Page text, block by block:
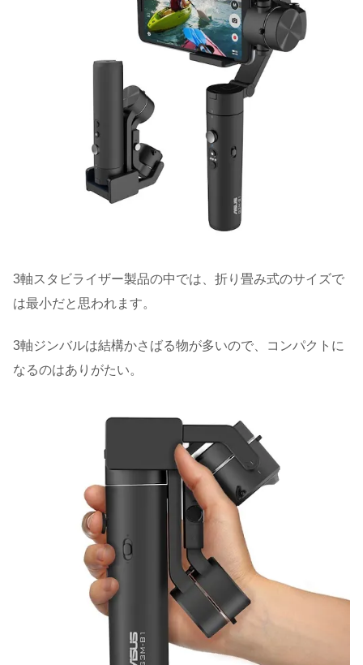
3軸スタビライザー製品の中では、折り畳み式のサイズで
は最小だと思われます。
3軸ジンバルは結構かさばる物が多いので、コンパクトに
なるのはありがたい。